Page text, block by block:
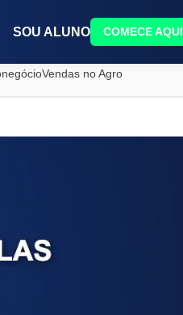
SOU ALUNO COMECE AQUI
Vendas no Agro